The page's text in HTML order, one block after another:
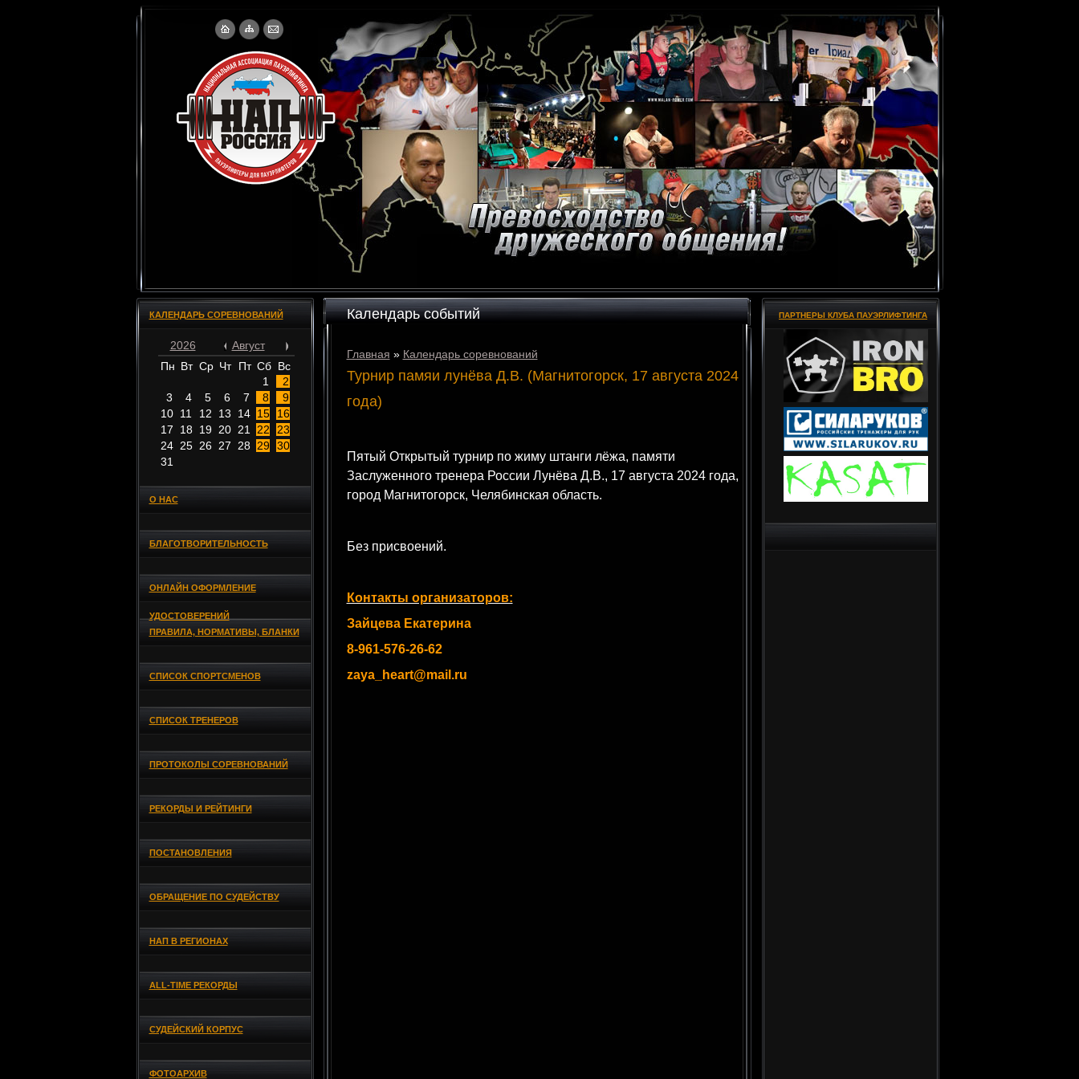
КАЛЕНДАРЬ СОРЕВНОВАНИЙ
2026
Август
Пн Вт Ср Чт Пт Сб Вс
1
2
3
4 5 6 7 8
9
10 11 12 13 14 15
16
17
18 19 20 21 22
23
24 25 26 27 28 29 30
31
О НАС
БЛАГОТВОРИТЕЛЬНОСТЬ
ОНЛАЙН ОФОРМЛЕНИЕ
УДОСТОВЕРЕНИЙ
ПРАВИЛА, НОРМАТИВЫ, БЛАНКИ
СПИСОК СПОРТСМЕНОВ
СПИСОК ТРЕНЕРОВ
ПРОТОКОЛЫ СОРЕВНОВАНИЙ
РЕКОРДЫ И РЕЙТИНГИ
ПОСТАНОВЛЕНИЯ
ОБРАЩЕНИЕ ПО СУДЕЙСТВУ
НАП В РЕГИОНАХ
ALL-TIME РЕКОРДЫ
СУДЕЙСКИЙ КОРПУС
ФОТОАРХИВ
Календарь событий
Главная » Календарь соревнований
Турнир памяи лунёва Д.В. (Магнитогорск, 17 августа 2024
года)
Пятый Открытый турнир по жиму штанги лёжа, памяти
Заслуженного тренера России Лунёва Д.В., 17 августа 2024 года,
город Магнитогорск, Челябинская область.
Без присвоений.
Контакты организаторов:
Зайцева Екатерина
8-961-576-26-62
zaya_heart@mail.ru
ПАРТНЕРЫ КЛУБА ПАУЭРЛИФТИНГА